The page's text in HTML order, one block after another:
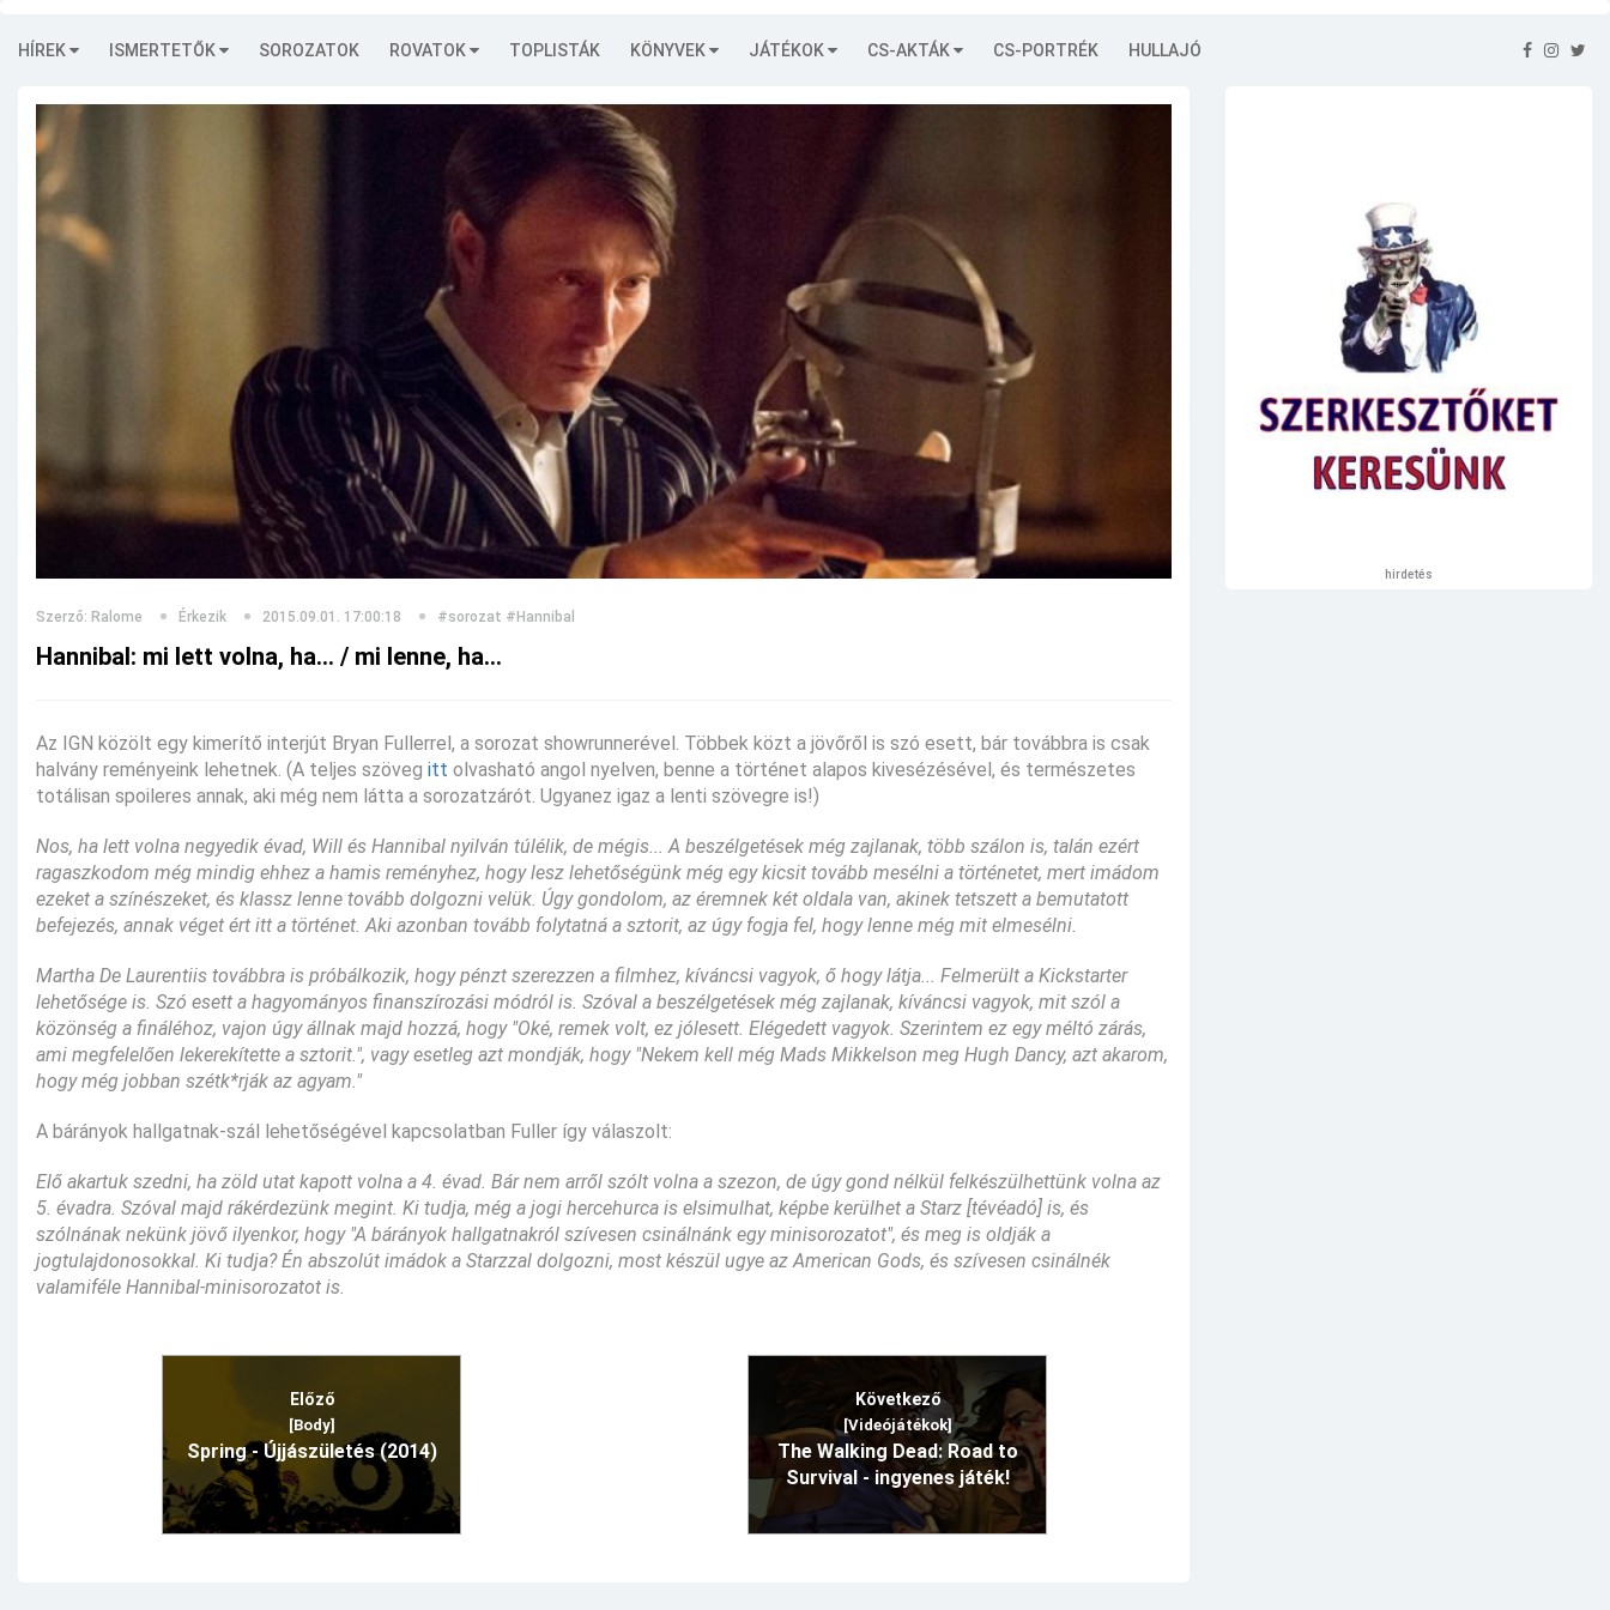
HÍREK ISMERTETŐK SOROZATOK ROVATOK TOPLISTÁK KÖNYVEK JÁTÉKOK CS-AKTÁK CS-PORTRÉK HULLAJÓ
Szerző: Ralome Érkezik 2015.09.01. 17:00:18 #sorozat #Hannibal
Hannibal: mi lett volna, ha... / mi lenne, ha...
Az IGN közölt egy kimerítő interjút Bryan Fullerrel, a sorozat showrunnerével. Többek közt a jövőről is szó esett, bár továbbra is csak
halvány reményeink lehetnek. (A teljes szöveg itt olvasható angol nyelven, benne a történet alapos kivesézésével, és természetes
totálisan spoileres annak, aki még nem látta a sorozatzárót. Ugyanez igaz a lenti szövegre is!)
Nos, ha lett volna negyedik évad, Will és Hannibal nyilván túlélik, de mégis... A beszélgetések még zajlanak, több szálon is, talán ezért
ragaszkodom még mindig ehhez a hamis reményhez, hogy lesz lehetőségünk még egy kicsit tovább mesélni a történetet, mert imádom
ezeket a színészeket, és klassz lenne tovább dolgozni velük. Úgy gondolom, az éremnek két oldala van, akinek tetszett a bemutatott
befejezés, annak véget ért itt a történet. Aki azonban tovább folytatná a sztorit, az úgy fogja fel, hogy lenne még mit elmesélni.
Martha De Laurentiis továbbra is próbálkozik, hogy pénzt szerezzen a filmhez, kíváncsi vagyok, ő hogy látja... Felmerült a Kickstarter
lehetősége is. Szó esett a hagyományos finanszírozási módról is. Szóval a beszélgetések még zajlanak, kíváncsi vagyok, mit szól a
közönség a fináléhoz, vajon úgy állnak majd hozzá, hogy "Oké, remek volt, ez jólesett. Elégedett vagyok. Szerintem ez egy méltó zárás,
ami megfelelően lekerekítette a sztorit.", vagy esetleg azt mondják, hogy "Nekem kell még Mads Mikkelson meg Hugh Dancy, azt akarom,
hogy még jobban szétk*rják az agyam."
A bárányok hallgatnak-szál lehetőségével kapcsolatban Fuller így válaszolt:
Elő akartuk szedni, ha zöld utat kapott volna a 4. évad. Bár nem arről szólt volna a szezon, de úgy gond nélkül felkészülhettünk volna az
5. évadra. Szóval majd rákérdezünk megint. Ki tudja, még a jogi hercehurca is elsimulhat, képbe kerülhet a Starz [tévéadó] is, és
szólnának nekünk jövő ilyenkor, hogy "A bárányok hallgatnakról szívesen csinálnánk egy minisorozatot", és meg is oldják a
jogtulajdonosokkal. Ki tudja? Én abszolút imádok a Starzzal dolgozni, most készül ugye az American Gods, és szívesen csinálnék
valamiféle Hannibal-minisorozatot is.
Előző
[Body]
Spring - Újjászületés (2014)
Következő
[Videójátékok]
The Walking Dead: Road to
Survival - ingyenes játék!
hirdetés